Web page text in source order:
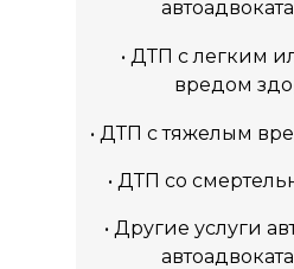
• ДТП с тяжелым
• ДТП со
• Другие услуги
• ДТП с легким
вредом